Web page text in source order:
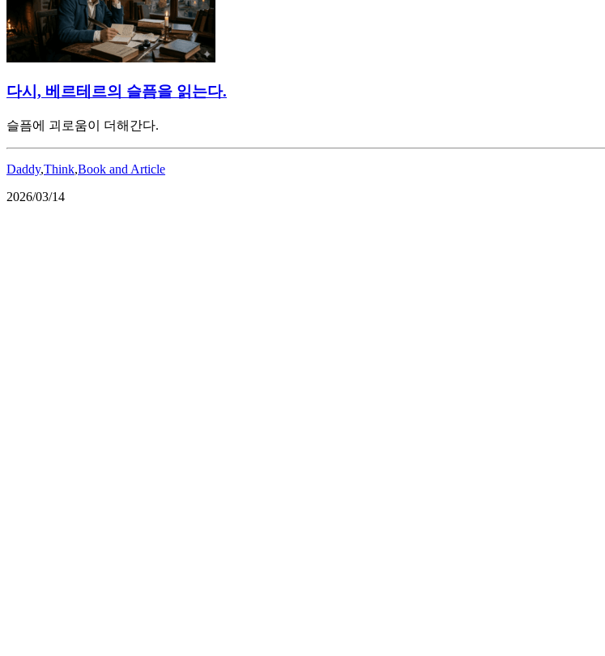
다시, 베르테르의 슬픔을 읽는다.
슬픔에 괴로움이 더해간다.
Daddy,Think,Book and Article
2026/03/14